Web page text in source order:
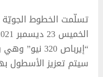
تسلّمت الخطوط
“إيرباص 320
سيتم تعزيز الأسطول